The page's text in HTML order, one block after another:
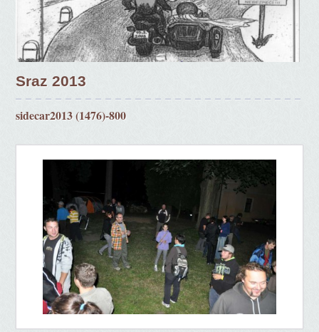
Sraz 2013
sidecar2013 (1476)-800